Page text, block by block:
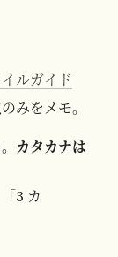
ルガイド
みをメモ。
カタカナは
3 カ